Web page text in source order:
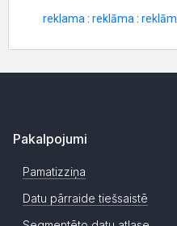
Pakalpojumi
Pamatizziņa
Datu pārraide tiešsaistē